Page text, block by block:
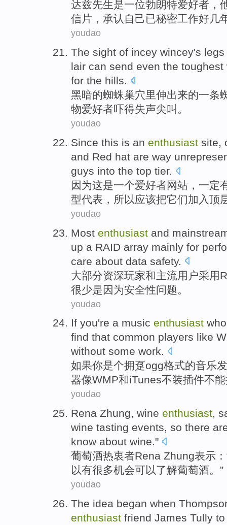
达兹先生是一位勃朗特爱好者 ，
信片， 承认 自己已秘密工作好几
youdao
The sight of incey wincey's legs
lair can send even the toughest
for the hills.
黑暗的蜘蛛巢穴里伸出来的一条
物爱好者吓得失声尖叫 。
youdao
Since this is an enthusiast site,
and Red hat are way
guys into the top tier.
因为这是一个爱好者网站 ， 一定
型代表， 所以应该把它们加入顶
youdao
Most enthusiast and
up a RAID array mainly for
care about data safety.
大部分资深玩家和主流用户采用
很少是因为安全性问题。
youdao
If you're a music enthusiast
find that common players like
without some work.
如果你是个拥趸ogg格式的音乐
器像WMP和iTunes不装插件不能
youdao
Rena Zhung, wine enthusiast,
wine tasting events, so there
know about wine."
葡萄酒热衷者Rena Zhung表示：
以有很多机会可以了解葡萄酒。”
youdao
The idea began when
enthusiast friend James Tully